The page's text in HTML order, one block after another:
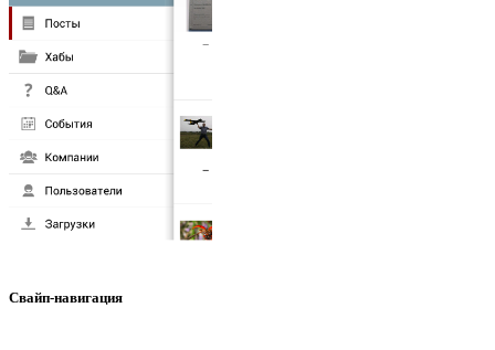
Свайп-навигация